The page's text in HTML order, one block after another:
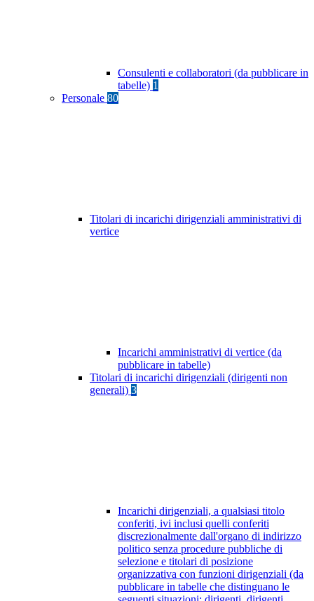
Consulenti e collaboratori (da pubblicare in
tabelle) 1
Personale 80
Titolari di incarichi dirigenziali amministrativi di
vertice
Incarichi amministrativi di vertice (da
pubblicare in tabelle)
Titolari di incarichi dirigenziali (dirigenti non
generali) 3
Incarichi dirigenziali, a qualsiasi titolo
conferiti, ivi inclusi quelli conferiti
discrezionalmente dall'organo di indirizzo
politico senza procedure pubbliche di
selezione e titolari di posizione
organizzativa con funzioni dirigenziali (da
pubblicare in tabelle che distinguano le